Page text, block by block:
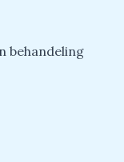
behandeling